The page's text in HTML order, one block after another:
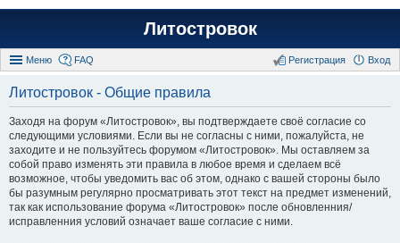
Литостровок
Меню FAQ Вход
Регистрация
Литостровок - Общие правила
Заходя на форум «Литостровок», вы подтверждаете своё согласие со
следующими условиями. Если вы не согласны с ними, пожалуйста, не
заходите и не пользуйтесь форумом «Литостровок». Мы оставляем за
собой право изменять эти правила в любое время и сделаем всё
возможное, чтобы уведомить вас об этом, однако с вашей стороны было
бы разумным регулярно просматривать этот текст на предмет изменений,
так как использование форума «Литостровок» после обновленния/
исправленния условий означает ваше согласие с ними.